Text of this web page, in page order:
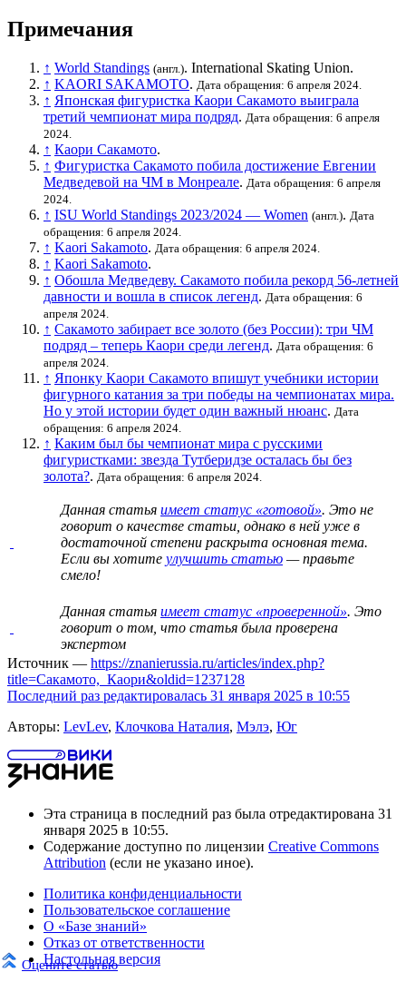
Оцените статью
Примечания
↑ World Standings (англ.). International Skating Union.
↑ KAORI SAKAMOTO. Дата обращения: 6 апреля 2024.
↑ Японская фигуристка Каори Сакамото выиграла
третий чемпионат мира подряд. Дата обращения: 6 апреля
2024.
↑ Каори Сакамото.
↑ Фигуристка Сакамото побила достижение Евгении
Медведевой на ЧМ в Монреале. Дата обращения: 6 апреля
2024.
↑ ISU World Standings 2023/2024 — Women (англ.). Дата
обращения: 6 апреля 2024.
↑ Kaori Sakamoto. Дата обращения: 6 апреля 2024.
↑ Kaori Sakamoto.
↑ Обошла Медведеву. Сакамото побила рекорд 56-летней
давности и вошла в список легенд. Дата обращения: 6
апреля 2024.
↑ Сакамото забирает все золото (без России): три ЧМ
подряд – теперь Каори среди легенд. Дата обращения: 6
апреля 2024.
↑ Японку Каори Сакамото впишут учебники истории
фигурного катания за три победы на чемпионатах мира.
Но у этой истории будет один важный нюанс. Дата
обращения: 6 апреля 2024.
↑ Каким был бы чемпионат мира с русскими
фигуристками: звезда Тутберидзе осталась бы без
золота?. Дата обращения: 6 апреля 2024.
Данная статья имеет статус «готовой». Это не
говорит о качестве статьи , однако в ней уже в
достаточной степени раскрыта основная тема.
Если вы хотите улучшить статью — правьте
смело!
Данная статья имеет статус «проверенной». Это
говорит о том, что статья была проверена
экспертом
Источник — https://znanierussia.ru/articles/index.php?
title=Сакамото,_Каори&oldid=1237128
Последний раз редактировалась 31 января 2025 в 10:55
Авторы: LevLev, Клочкова Наталия, Мэлэ, Юг
Эта страница в последний раз была отредактирована 31
января 2025 в 10:55.
Содержание доступно по лицензии Creative Commons
Attribution (если не указано иное).
Политика конфиденциальности
Пользовательское соглашение
О «Базе знаний»
Отказ от ответственности
Настольная версия